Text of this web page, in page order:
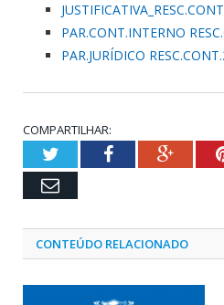
PAR.CONT.INTERNO
PAR.JURÍDICO
COMPARTILHAR:
TwitterFacebook
Email
CONTEÚDO RELACIONADO